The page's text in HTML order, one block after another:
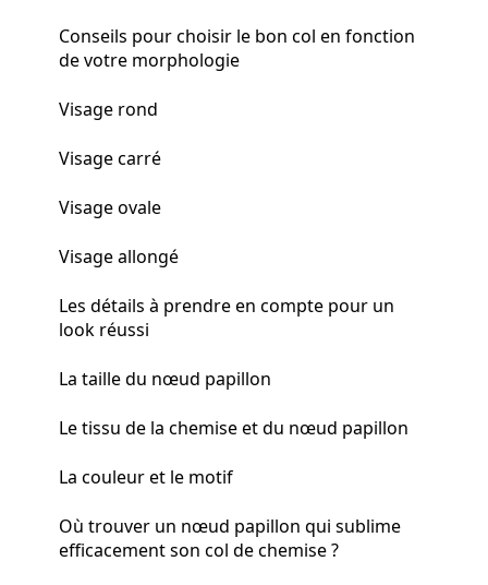
Conseils pour choisir le bon col en fonction
de votre morphologie
Visage rond
Visage carré
Visage ovale
Visage allongé
Les détails à prendre en compte pour un
look réussi
La taille du nœud papillon
Le tissu de la chemise et du nœud papillon
La couleur et le motif
Où trouver un nœud papillon qui sublime
efficacement son col de chemise ?